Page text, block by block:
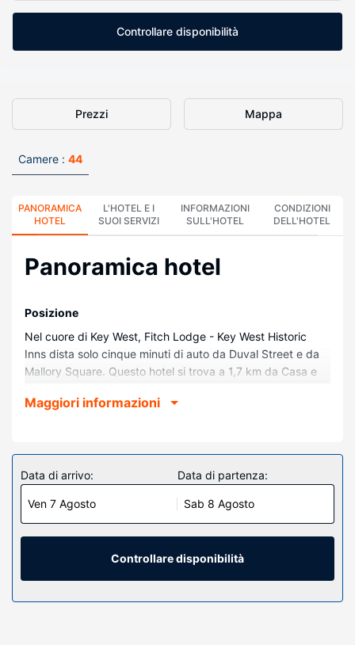
Controllare disponibilità
Prezzi Mappa
Camere : 44
PANORAMICA
HOTEL
L'HOTEL E I
SUOI SERVIZI
INFORMAZIONI
SULL'HOTEL
CONDIZIONI
DELL'HOTEL
Panoramica hotel
Posizione
Nel cuore di Key West, Fitch Lodge - Key West Historic
Inns dista solo cinque minuti di auto da Duval Street e da
Mallory Square. Questo hotel si trova a 1,7 km da Casa e
Memorial Beach Park.
Soggiorna in una delle 44 camere della struttura, complete
di TV a schermo piatto. Il Wi-Fi gratuito ti consente di
restare in contatto con il mondo, mentre la TV con canali
via cavo è l'ideale per concedersi un po' di svago. Il bagno
in camera dispone di doccia, set di cortesia gratuiti e
asciugacapelli. I comfort includono casseforti e ventilatori
a soffitto, mentre le pulizie sono eseguite tutti i giorni.
Attrattive della proprietà
Grazie ad un'ampia gamma di servizi ricreativi, che
Maggiori informazioni
Data di arrivo:
Ven 7 Agosto
Data di partenza:
Sab 8 Agosto
Controllare disponibilità